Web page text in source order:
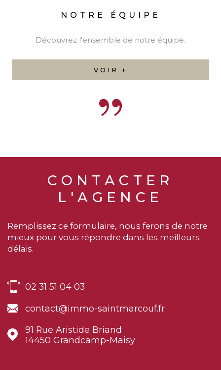
L'AGENCE
Remplissez ce formulaire, nous ferons de notre
mieux pour vous répondre dans les meilleurs
91 Rue Aristide Briand
14450
Grandcamp-Maisy
NOM *